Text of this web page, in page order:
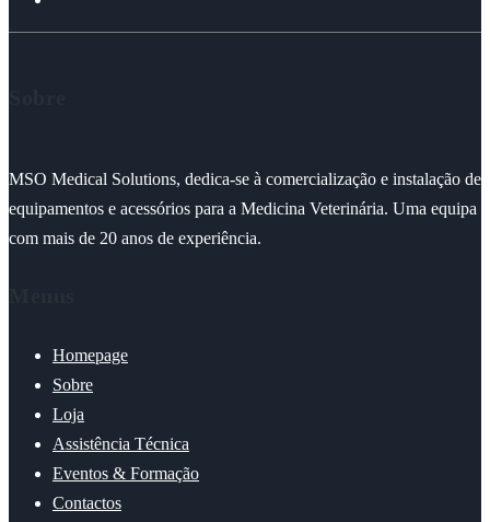
MSO Medical Solutions, dedica-se à comercialização e instalação de
equipamentos e acessórios para a Medicina Veterinária. Uma equipa
com mais de 20 anos de experiência.
Homepage
Sobre
Loja
Assistência Técnica
Eventos & Formação
Contactos